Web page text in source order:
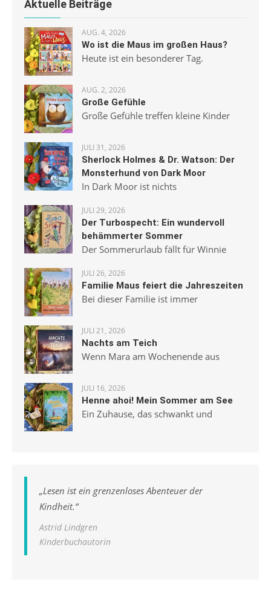
Aktuelle Beiträge
AUG. 4, 2026
Wo ist die Maus im großen Haus?
Heute ist ein besonderer Tag.
AUG. 2, 2026
Große Gefühle
Große Gefühle treffen kleine Kinder
JULI 31, 2026
Sherlock Holmes & Dr. Watson: Der
Monsterhund von Dark Moor
In Dark Moor ist nichts
JULI 29, 2026
Der Turbospecht: Ein wundervoll
behämmerter Sommer
Der Sommerurlaub fällt für Winnie
JULI 26, 2026
Familie Maus feiert die Jahreszeiten
Bei dieser Familie ist immer
JULI 21, 2026
Nachts am Teich
Wenn Mara am Wochenende aus
JULI 16, 2026
Henne ahoi! Mein Sommer am See
Ein Zuhause, das schwankt und
„Lesen ist ein grenzenloses Abenteuer der
Kindheit.“
Astrid Lindgren
Kinderbuchautorin